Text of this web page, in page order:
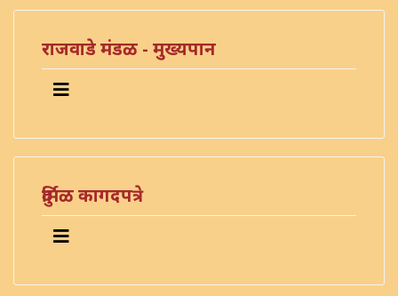
राजवाडे मंडळ - मुख्यपान
दुर्मिळ कागदपत्रे